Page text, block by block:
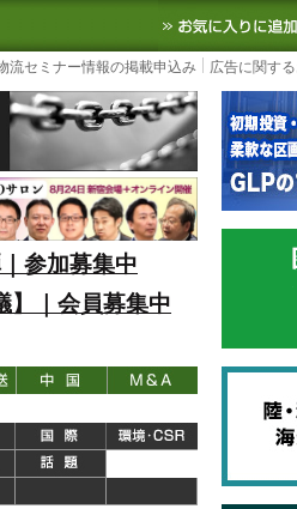
スサイト
SCMなど国内外の最新の物
流セミナー情報の掲載申込み 広告に関す
参加募集中
】｜会員募集中